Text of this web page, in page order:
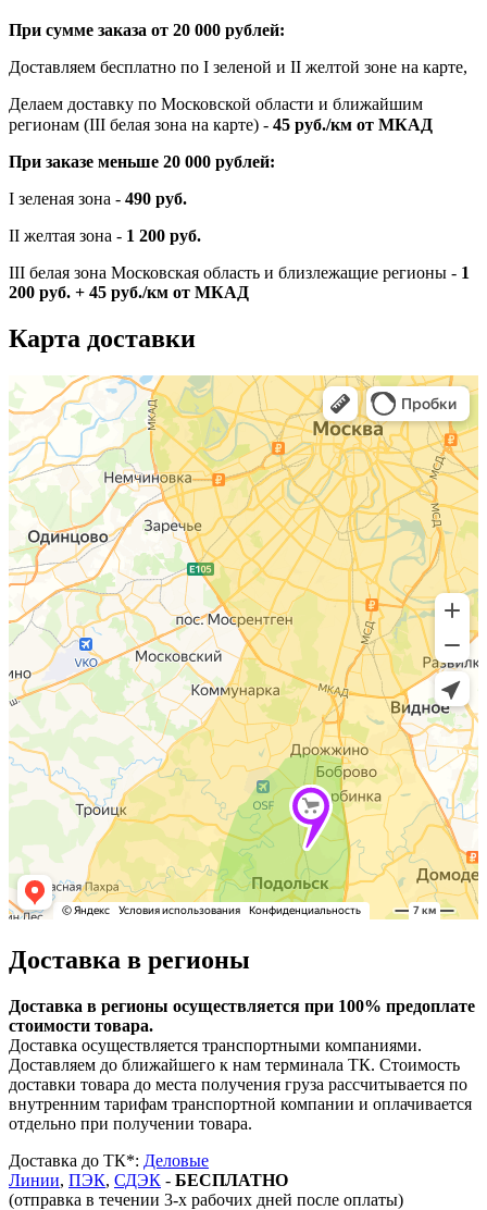
При сумме заказа от 20 000 рублей:
Доставляем бесплатно по I зеленой и II желтой зоне на карте,
Делаем доставку по Московской области и ближайшим
регионам (III белая зона на карте) - 45 руб./км от МКАД
При заказе меньше 20 000 рублей:
I зеленая зона - 490 руб.
II желтая зона - 1 200 руб.
III белая зона Московская область и близлежащие регионы - 1
200 руб. + 45 руб./км от МКАД
Карта доставки
Доставка в регионы
Доставка в регионы осуществляется при 100% предоплате
стоимости товара.
Доставка осуществляется транспортными компаниями.
Доставляем до ближайшего к нам терминала ТК. Стоимость
доставки товара до места получения груза рассчитывается по
внутренним тарифам транспортной компании и оплачивается
отдельно при получении товара.
Доставка до ТК*: Деловые
Линии, ПЭК, СДЭК - БЕСПЛАТНО
(отправка в течении 3-х рабочих дней после оплаты)